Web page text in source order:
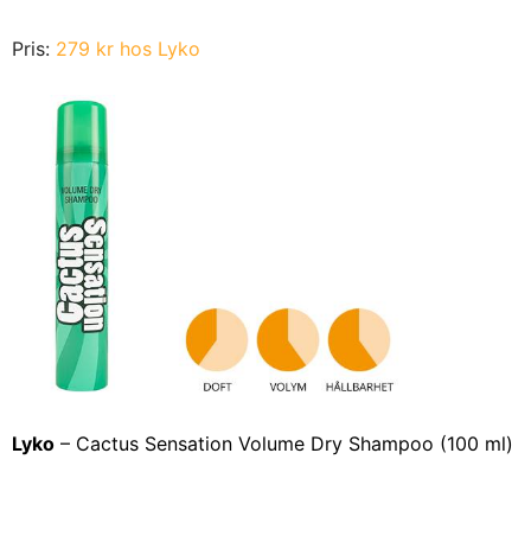
Pris: 279 kr hos Lyko
Lyko – Cactus Sensation Volume Dry Shampoo (100 ml)